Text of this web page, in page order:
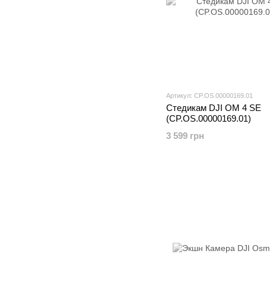
Артикул: CP.OS.00000169.01
Стедикам DJI OM 4 SE
(CP.OS.00000169.01)
3 599 грн